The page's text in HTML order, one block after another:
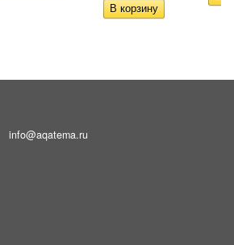
info@aqatema.ru